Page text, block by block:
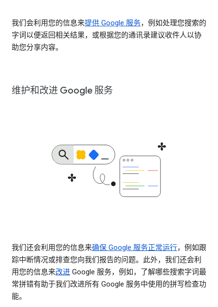
我们会利用您的信息来提供 Google 服务，例如处理您搜索的
字词以便返回相关结果，或根据您的通讯录建议收件人以协
助您分享内容。
维护和改进 Google 服务
我们还会利用您的信息来确保 Google 服务正常运行，例如跟
踪中断情况或排查您向我们报告的问题。此外，我们还会利
用您的信息来改进 Google 服务，例如，了解哪些搜索字词最
常拼错有助于我们改进所有 Google 服务中使用的拼写检查功
能。